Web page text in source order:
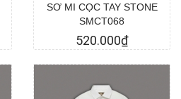
SƠ MI CỌC TAY STONE
SMCT068
520.000₫